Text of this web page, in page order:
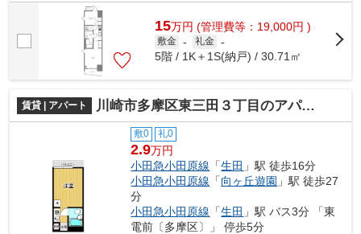
する方にとって便利です。地上15階建ての...
15万円 (管理費等：19,000円 )
敷金 - 礼金 -
5階 / 1K＋1S(納戸) / 30.71㎡
賃貸 | アパート 川崎市多摩区東三田３丁目のアパート
敷0 礼0
2.9万円
小田急小田原線 「生田 」駅 徒歩16分
小田急小田原線 「向ヶ丘遊園 」駅 徒歩27
分
小田急小田原線 「生田 」駅 バス3分 「東
電前〔多摩区〕」 停歩5分